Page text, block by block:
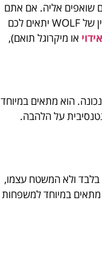
שואפים אליה. אם אתם
חובבי בישול מושבעים שנהנים מתכנון מדויק, שליטה מוחלטת בתנאים ומתכונים שדורשים דיוק של שף – תנור בילד אין של WOLF יתאים לכם
או מיקרוגל תואם),
הוא מתאים במיוחד
על הלהבה.
בלבד ולא המשטח עצמו,
מתאים במיוחד למשפחות